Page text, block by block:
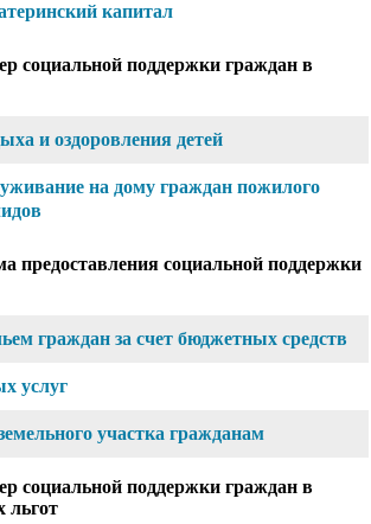
капитал
социальной поддержки граждан в
и оздоровления детей
на дому граждан пожилого
предоставления социальной поддержки
граждан за счет бюджетных средств
услуг
участка гражданам
социальной поддержки граждан в
льгот